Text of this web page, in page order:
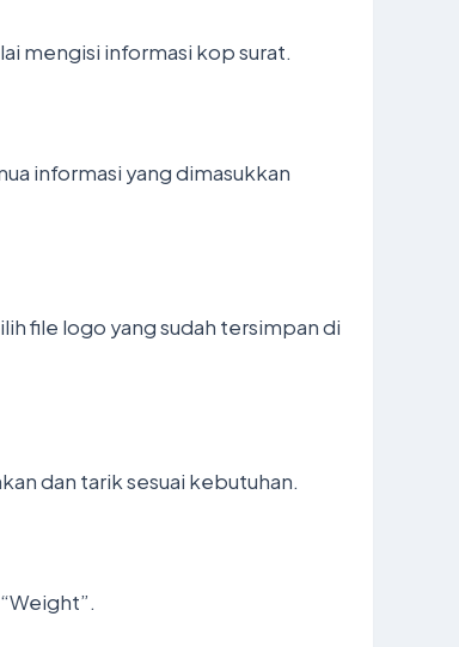
mengisi informasi kop surat.
informasi yang dimasukkan
file logo yang sudah tersimpan di
dan tarik sesuai kebutuhan.